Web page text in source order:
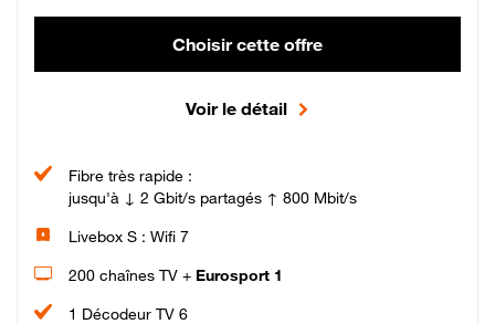
Choisir cette offre
Voir le détail
Fibre très rapide :
jusqu'à ↓ 2 Gbit/s partagés ↑ 800 Mbit/s
Livebox S : Wifi 7
200 chaînes TV + Eurosport 1
1 Décodeur TV 6